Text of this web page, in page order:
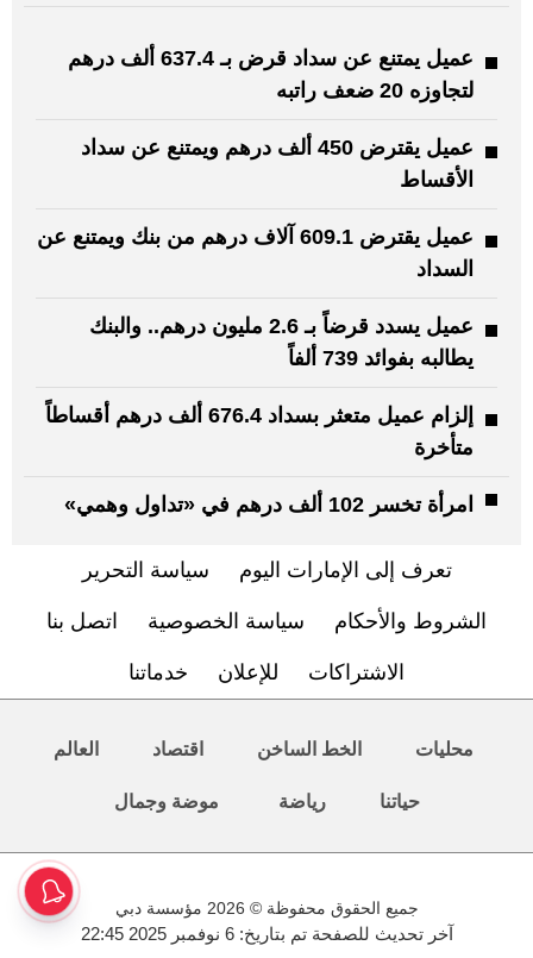
عميل يمتنع عن سداد قرض بـ 637.4 ألف درهم
لتجاوزه 20 ضعف راتبه
عميل يقترض 450 ألف درهم ويمتنع عن سداد
الأقساط
عميل يقترض 609.1 آلاف درهم من بنك ويمتنع عن
السداد
عميل يسدد قرضاً بـ 2.6 مليون درهم.. والبنك
يطالبه بفوائد 739 ألفاً
إلزام عميل متعثر بسداد 676.4 ألف درهم أقساطاً
متأخرة
امرأة تخسر 102 ألف درهم في «تداول وهمي»
تعرف إلى الإمارات اليوم سياسة التحرير
الشروط والأحكام سياسة الخصوصية اتصل بنا
الاشتراكات للإعلان خدماتنا
محليات الخط الساخن اقتصاد العالم
حياتنا رياضة موضة وجمال
جميع الحقوق محفوظة © 2026 مؤسسة دبي
آخر تحديث للصفحة تم بتاريخ: 6 نوفمبر 2025 22:45